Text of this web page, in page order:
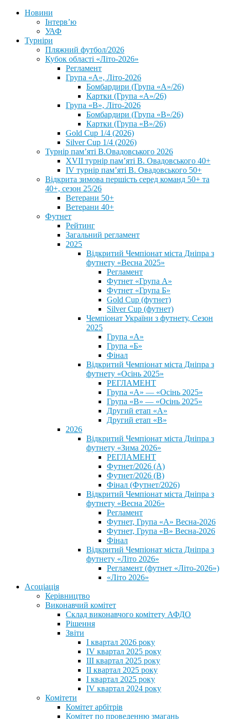
Новини
Інтерв’ю
УАФ
Турніри
Пляжний футбол/2026
Кубок області «Літо-2026»
Регламент
Група «А», Літо-2026
Бомбардири (Група «А»/26)
Картки (Група «А»/26)
Група «В», Літо-2026
Бомбардири (Група «В»/26)
Картки (Група «В»/26)
Gold Cup 1/4 (2026)
Silver Cup 1/4 (2026)
Турнір пам’яті В.Овадовського 2026
XVII турнір пам’яті В. Овадовського 40+
IV турнір пам’яті В. Овадовського 50+
Відкрита зимова першість серед команд 50+ та
40+, сезон 25/26
Ветерани 50+
Ветерани 40+
Футнет
Рейтинг
Загальний регламент
2025
Відкритий Чемпіонат міста Дніпра з
футнету «Весна 2025»
Регламент
Футнет «Група А»
Футнет «Група Б»
Gold Cup (футнет)
Silver Cup (футнет)
Чемпіонат України з футнету, Сезон
2025
Група «А»
Група «Б»
Фінал
Відкритий Чемпіонат міста Дніпра з
футнету «Осінь 2025»
РЕГЛАМЕНТ
Група «А» — «Осінь 2025»
Група «В» — «Осінь 2025»
Другий етап «А»
Другий етап «В»
2026
Відкритий Чемпіонат міста Дніпра з
футнету «Зима 2026»
РЕГЛАМЕНТ
Футнет/2026 (А)
Футнет/2026 (В)
Фінал (Футнет/2026)
Відкритий Чемпіонат міста Дніпра з
футнету «Весна 2026»
Регламент
Футнет, Група «А» Весна-2026
Футнет, Група «В» Весна-2026
Фінал
Відкритий Чемпіонат міста Дніпра з
футнету «Літо 2026»
Регламент (футнет «Літо-2026»)
«Літо 2026»
Асоціація
Керівництво
Виконавчий комітет
Склад виконавчого комітету АФДО
Рішення
Звіти
I квартал 2026 року
IV квартал 2025 року
III квартал 2025 року
II квартал 2025 року
I квартал 2025 року
IV квартал 2024 року
Комітети
Комітет арбітрів
Комітет по проведенню змагань